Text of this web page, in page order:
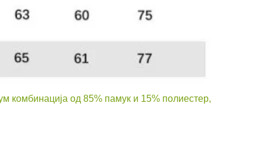
комбинација од 85% памук и 15% полиестер,